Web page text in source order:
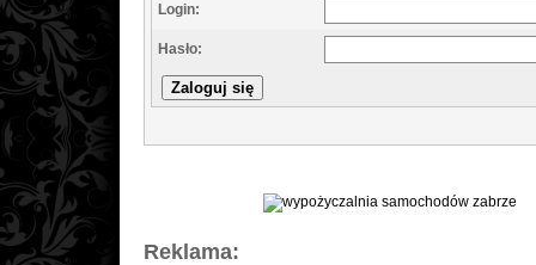
Login:
Hasło:
Reklama: